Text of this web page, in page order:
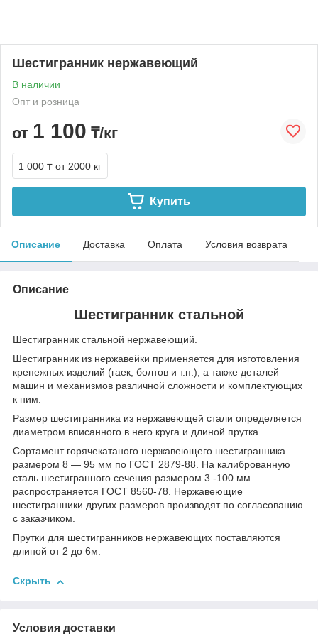
Шестигранник нержавеющий
В наличии
Опт и розница
от 1 100 ₸/кг
1 000 ₸ от 2000 кг
Купить
Описание Доставка Оплата Условия возврата
Описание
Шестигранник стальной
Шестигранник стальной нержавеющий.
Шестигранник из нержавейки применяется для изготовления
крепежных изделий (гаек, болтов и т.п.), а также деталей
машин и механизмов различной сложности и комплектующих
к ним.
Размер шестигранника из нержавеющей стали определяется
диаметром вписанного в него круга и длиной прутка.
Сортамент горячекатаного нержавеющего шестигранника
размером 8 — 95 мм по ГОСТ 2879-88. На калиброванную
сталь шестигранного сечения размером 3 -100 мм
распространяется ГОСТ 8560-78. Нержавеющие
шестигранники других размеров производят по согласованию
с заказчиком.
Прутки для шестигранников нержавеющих поставляются
длиной от 2 до 6м.
Скрыть
Условия доставки